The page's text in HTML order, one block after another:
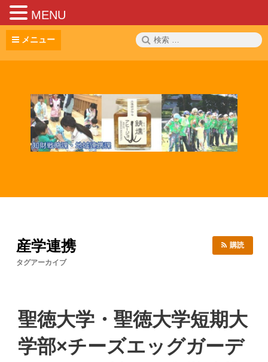
コ
メニュー
検
索:
産学連携
タグアーカイブ
購読
聖徳大学・聖徳大学短期大
学部×チーズエッグガーデ
MENU